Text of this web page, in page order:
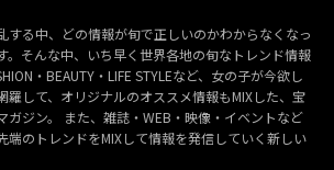
する中、どの情報が旬で正しいのかわからなくなっ
。そんな中、いち早く世界各地の旬なトレンド情報
・BEAUTY・LIFE STYLEなど、女の子が今欲し
羅して、オリジナルのオススメ情報もMIXした、宝
ガジン。 また、雑誌・WEB・映像・イベントなど
端のトレンドをMIXして情報を発信していく新しい